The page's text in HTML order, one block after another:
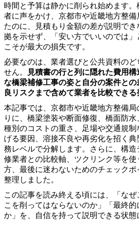
時間と予算は静かに削られ始めます
者に声をかけ、京都市や近畿地方整
たのに、見積もり金額の差が説明で
拠を示せず、「安い方でいいのでは
こそが最大の損失です。
必要なのは、業者選びと公共資料のど
せん。
見積書の行と列に隠れた費用
な橋梁補修工事の姿と自分の案件と
良リスクまで含めて業者を比較でき
本記事では、京都市や近畿地方整備
りに、橋梁塗装や断面修復、橋面防
種別のコストの重さ、足場や交通規
げる要因、溶接不良や再劣化を招く
務レベルで分解します。さらに、構
修業者との比較軸、ツクリンク等を使
方、最後に迷わないためのチェック
整理しました。
この記事を読み終える頃には、「な
こを削ってはならないのか」「最終
か」を、自信を持って説明できる状態